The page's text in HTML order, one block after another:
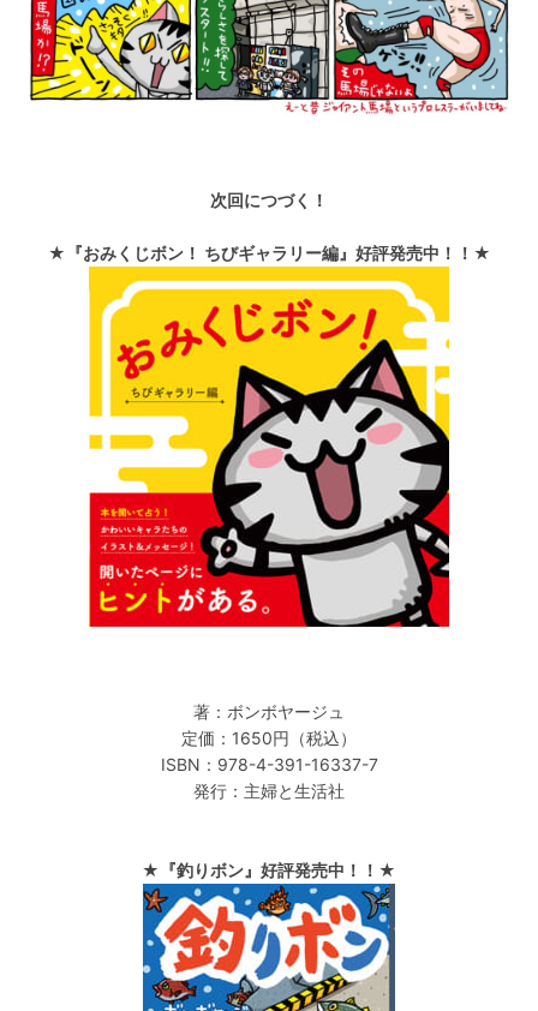
次回につづく！
★『おみくじボン！ ちびギャラリー編』好評発売中！！★
著：ボンボヤージュ
定価：1650円（税込）
ISBN：978-4-391-16337-7
発行：主婦と生活社
★『釣りボン』好評発売中！！★